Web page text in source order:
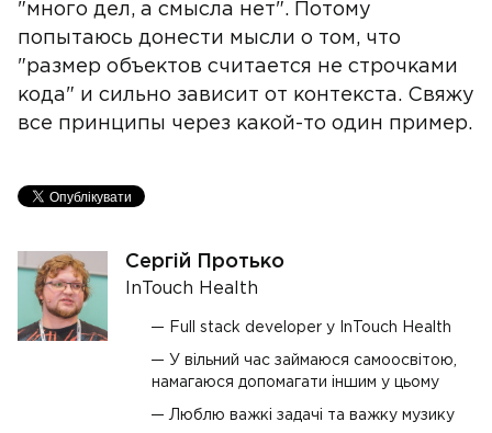
"много дел, а смысла нет". Потому
попытаюсь донести мысли о том, что
"размер объектов считается не строчками
кода" и сильно зависит от контекста. Свяжу
все принципы через какой-то один пример.
Сергій Протько
InTouch Health
Full stack developer у InTouch Health
У вільний час займаюся самоосвітою,
намагаюся допомагати іншим у цьому
Люблю важкі задачі та важку музику